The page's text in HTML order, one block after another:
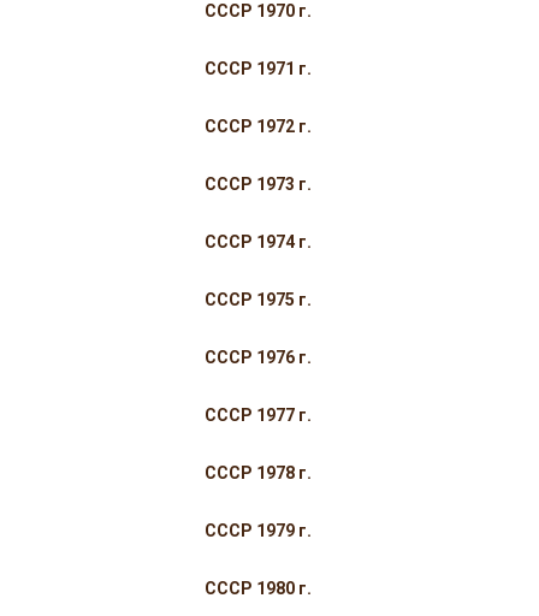
СССР 1970 г.
СССР 1971 г.
СССР 1972 г.
СССР 1973 г.
СССР 1974 г.
СССР 1975 г.
СССР 1976 г.
СССР 1977 г.
СССР 1978 г.
СССР 1979 г.
СССР 1980 г.